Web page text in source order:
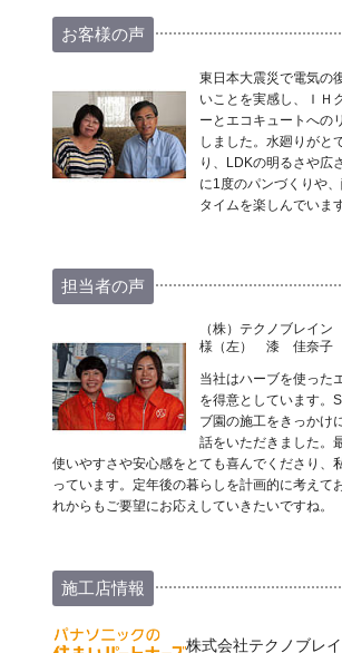
お客様の声
東日本大震災で電気の
いことを実感し、ＩＨ
ーとエコキュートへの
しました。水廻りがと
り、LDKの明るさや広
に1度のパンづくりや
タイムを楽しんでいます
担当者の声
（株）テクノブレイ
様（左） 漆 佳奈子
当社はハーブを使った
を得意としています。
ブ園の施工をきっかけ
話をいただきました。
使いやすさや安心感をとても喜んでくださり、
っています。定年後の暮らしを計画的に考えて
れからもご要望にお応えしていきたいですね。
施工店情報
株式会社テクノブレ